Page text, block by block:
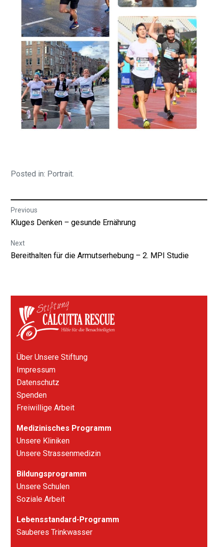
Posted in: Portrait.
Beitragsnavigation
Previous
Previous
Kluges Denken – gesunde Ernährung
Next
Next
Bereithalten für die Armutserhebung – 2. MPI Studie
Über Unsere Stiftung
Impressum
Datenschutz
Spenden
Freiwillige Arbeit
Medizinisches Programm
Unsere Kliniken
Unsere Strassenmedizin
Bildungsprogramm
Unsere Schulen
Soziale Arbeit
Lebensstandard-Programm
Sauberes Trinkwasser